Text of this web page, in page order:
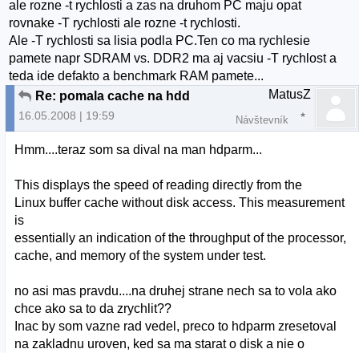
ale rozne -t rychlosti a zas na druhom PC maju opat
rovnake -T rychlosti ale rozne -t rychlosti.
Ale -T rychlosti sa lisia podla PC.Ten co ma rychlesie
pamete napr SDRAM vs. DDR2 ma aj vacsiu -T rychlost a
teda ide defakto a benchmark RAM pamete...
Re: pomala cache na hdd
16.05.2008 | 19:59
MatusZ
Návštevník
Hmm....teraz som sa dival na man hdparm...
This displays the speed of reading directly from the
Linux buffer cache without disk access. This measurement
is
essentially an indication of the throughput of the processor,
cache, and memory of the system under test.
no asi mas pravdu....na druhej strane nech sa to vola ako
chce ako sa to da zrychlit??
Inac by som vazne rad vedel, preco to hdparm zresetoval
na zakladnu uroven, ked sa ma starat o disk a nie o